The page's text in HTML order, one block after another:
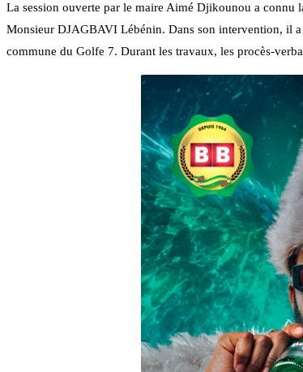
La session ouverte par le maire Aimé Djikounou a connu
Monsieur DJAGBAVI Lébénin. Dans son intervention, il
commune du Golfe 7. Durant les travaux, les procès-